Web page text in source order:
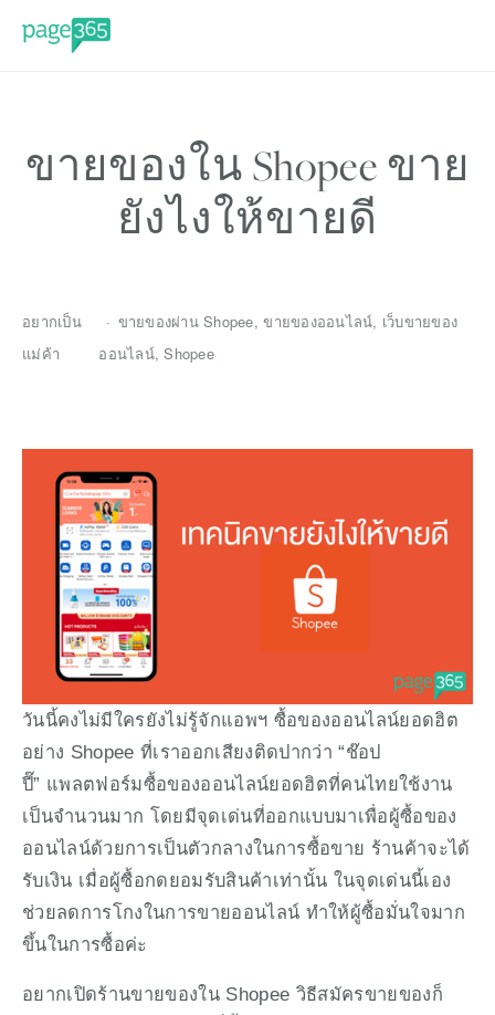
ขายของใน Shopee ขาย
ยังไงให้ขายดี
วันนี้คงไม่มีใครยังไม่รู้จักแอพฯ ซื้อของออนไลน์ยอดฮิต
อย่าง Shopee ที่เราออกเสียงติดปากว่า “ช๊อป
ปี๊” แพลตฟอร์มซื้อของออนไลน์ยอดฮิตที่คนไทยใช้งาน
เป็นจำนวนมาก โดยมีจุดเด่นที่ออกแบบมาเพื่อผู้ซื้อของ
ออนไลน์ด้วยการเป็นตัวกลางในการซื้อขาย ร้านค้าจะได้
รับเงิน เมื่อผู้ซื้อกดยอมรับสินค้าเท่านั้น ในจุดเด่นนี้เอง
ช่วยลดการโกงในการขายออนไลน์ ทำให้ผู้ซื้อมั่นใจมาก
ขึ้นในการซื้อค่ะ
อยากเปิดร้านขายของใน Shopee วิธีสมัครขายของก็
อยากเป็น
แม่ค้า
ขายของผ่าน Shopee,ขายของออนไลน์, เว็บขายของ
ออนไลน์,Shopee